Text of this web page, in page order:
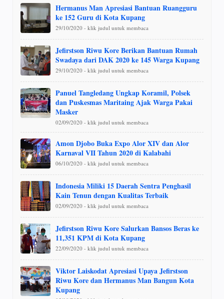
Hermanus Man Apresiasi Bantuan Ruangguru
ke 152 Guru di Kota Kupang
29/10/2020 - klik judul untuk membaca
Jefirstson Riwu Kore Berikan Bantuan Rumah
Swadaya dari DAK 2020 ke 145 Warga Kupang
29/10/2020 - klik judul untuk membaca
Panuel Tangledang Ungkap Koramil, Polsek
dan Puskesmas Maritaing Ajak Warga Pakai
Masker
02/09/2020 - klik judul untuk membaca
Amon Djobo Buka Expo Alor XIV dan Alor
Karnaval VII Tahun 2020 di Kalabahi
06/10/2020 - klik judul untuk membaca
Indonesia Miliki 15 Daerah Sentra Penghasil
Kain Tenun dengan Kualitas Terbaik
02/09/2020 - klik judul untuk membaca
Jefirstson Riwu Kore Salurkan Bansos Beras ke
11,351 KPM di Kota Kupang
22/09/2020 - klik judul untuk membaca
Viktor Laiskodat Apresiasi Upaya Jefirstson
Riwu Kore dan Hermanus Man Bangun Kota
Kupang